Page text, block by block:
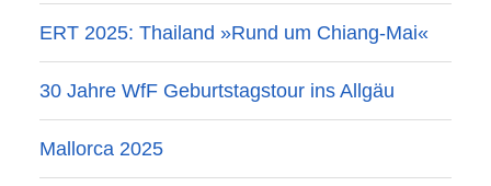
ERT 2025: Thailand »Rund um Chiang-Mai«
30 Jahre WfF Geburtstagstour ins Allgäu
Mallorca 2025